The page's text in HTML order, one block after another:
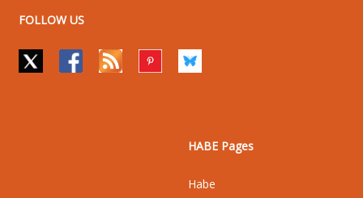
FOLLOW US
HABE Pages
Habe